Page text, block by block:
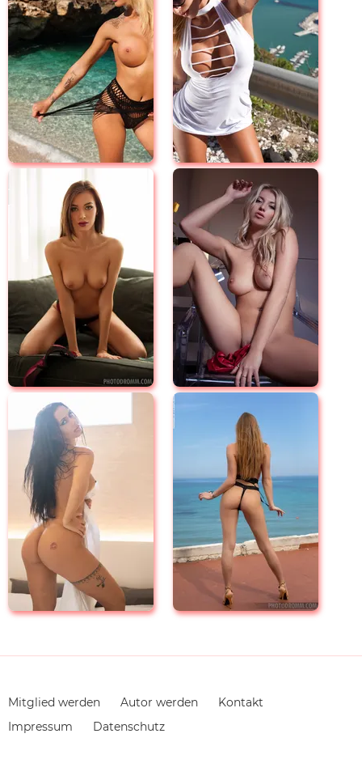
Navigation
überspringen
Mitglied werden Autor werden
Kontakt
Impressum
Datenschutz